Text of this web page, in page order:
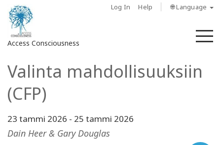
Log In Help 🌐 Language
Access Consciousness
Sign
Account
Valinta mahdollisuuksiin
(CFP)
23 tammi 2026 - 25 tammi 2026
Dain Heer & Gary Douglas